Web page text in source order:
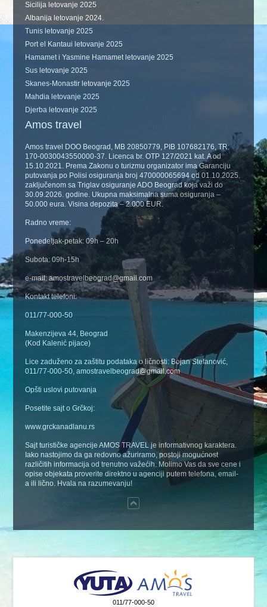
Sicilija letovanje 2025
Albanija letovanje 2024.
Tunis letovanje 2025
Port el Kantaui letovanje 2025
Hamamet i Yasmine Hamamet letovanje 2025
Sus letovanje 2025
Skanes-Monastir letovanje 2025
Mahdia letovanje 2025
Djerba letovanje 2025
Amos travel
Amos travel DOO Beograd, MB 20850779, PIB 107682176, TR:
170-0030043550000-37. Licenca br. OTP 127/2021 kat. A od
15.10.2021. Prema Zakonu o turizmu organizator ima Garanciju
putovanja po Polisi osiguranja broj 470000065694 od 01.10.2025.
zaključenom sa Triglav osiguranje ADO Beograd koja važi do
30.09.2026. godine. Ukupna maksimalna suma osiguranja –
50.000 eura. Visina depozita – 2.000 EUR.
Radno vreme:
Ponedeljak-petak: 09h – 20h
Subota: 09h-15h
e-mail: amostravelbeograd@gmail.com
Kontakt telefoni:
011/77-000-50
Makenzijeva 44, Beograd
(Kod Kalenić pijace)
Lice zaduženo za zaštitu podataka o ličnosti: Bojan Stefanović,
011/77-000-50, amostravelbeograd@gmail.com
Opšti uslovi putovanja
Posetite sajt o Grčkoj:
www.grckanadlanu.rs
Sajt turističke agencije AMOS TRAVEL je informativnog karaktera.
Iako nastojimo da ga redovno ažuriramo, postoji mogućnost
različitih informacija od trenutno važećih. Molimo Vas da sve cene i
opise objekata proverite direktno u agenciji putem telefona, email-
a ili lično. Hvala na razumevanju!
011/77-000-50